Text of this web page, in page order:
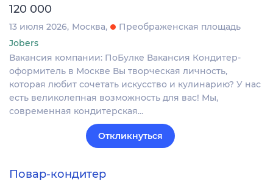
120 000
13 июля 2026 Москва
Преображенская площадь
Jobers
Вакансия компании: ПоБулке Вакансия Кондитер-
оформитель в Москве Вы творческая личность,
которая любит сочетать искусство и кулинарию? У нас
есть великолепная возможность для вас! Мы,
современная кондитерская…
Откликнуться
Повар-кондитер